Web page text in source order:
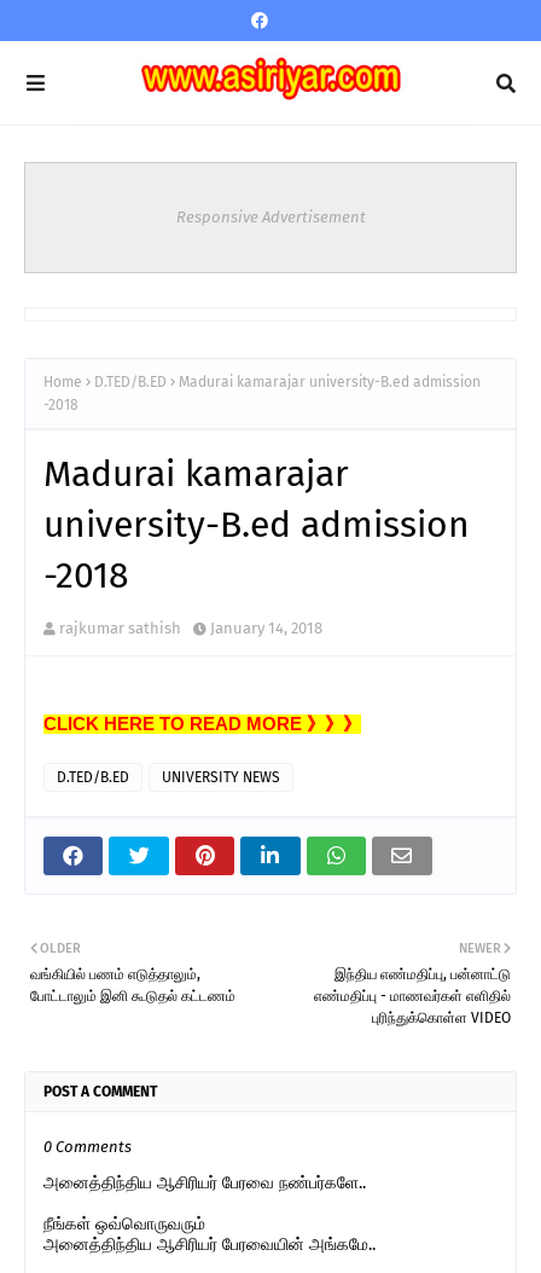
Responsive Advertisement
Home D.TED/B.ED
Madurai kamarajar university-B.ed admission
-2018
Madurai kamarajar
university-B.ed admission
-2018
rajkumar sathish January 14, 2018
CLICK HERE TO READ MORE 》》》
D.TED/B.ED UNIVERSITY NEWS
NEWER
இந்திய எண்மதிப்பு, பன்னாட்டு
எண்மதிப்பு - மாணவர்கள் எளிதில்
புரிந்துக்கொள்ள VIDEO
OLDER
வங்கியில் பணம் எடுத்தாலும்,
போட்டாலும் இனி கூடுதல் கட்டணம்
POST A COMMENT
0 Comments
அனைத்திந்திய ஆசிரியர் பேரவை நண்பர்களே..
நீங்கள் ஒவ்வொருவரும்
அனைத்திந்திய ஆசிரியர் பேரவையின் அங்கமே..